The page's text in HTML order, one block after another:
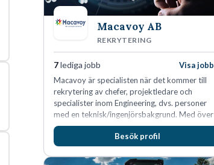
Macavoy AB
REKRYTERING
7lediga jobb
Visa jobb
Macavoy är specialisten när det kommer till
rekrytering av chefer, projektledare och
specialister inom Engineering, dvs. personer
med en teknisk/ingenjörsbakgrund. Med över
15 års erfarenhet och 400 lyckade
rekryteringar kan Macavoy erbjuda
konsultation i en rekrytering som gör skillnad.
Besök profil